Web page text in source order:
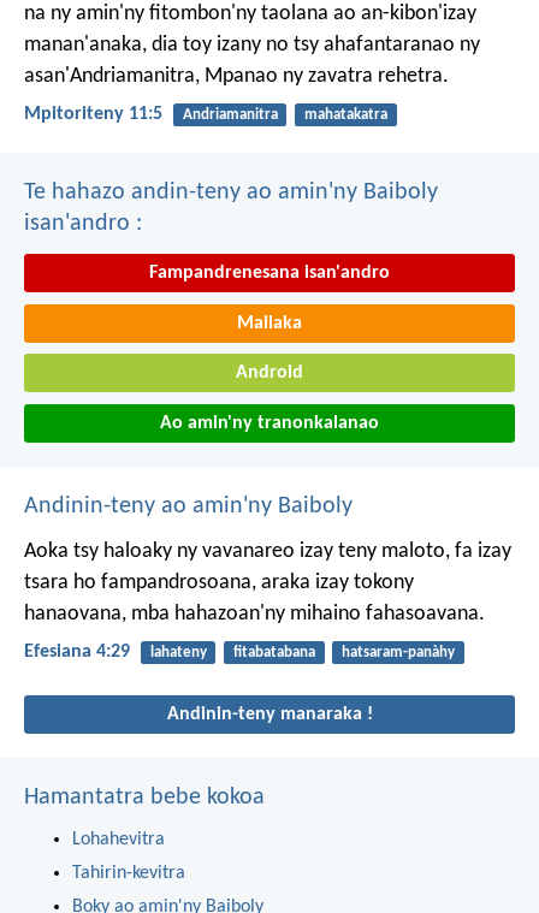
na ny amin'ny fitombon'ny taolana ao an-kibon'izay
manan'anaka, dia toy izany no tsy ahafantaranao ny
asan'Andriamanitra, Mpanao ny zavatra rehetra.
Mpitoriteny 11:5 Andriamanitra mahatakatra
Te hahazo andin-teny ao amin'ny Baiboly
isan'andro :
Fampandrenesana isan'andro
Mailaka
Android
Ao amin'ny tranonkalanao
Andinin-teny ao amin'ny Baiboly
Aoka tsy haloaky ny vavanareo izay teny maloto, fa izay
tsara ho fampandrosoana, araka izay tokony
hanaovana, mba hahazoan'ny mihaino fahasoavana.
Efesiana 4:29 lahateny fitabatabana hatsaram-panàhy
Andinin-teny manaraka !
Hamantatra bebe kokoa
Lohahevitra
Tahirin-kevitra
Boky ao amin'ny Baiboly